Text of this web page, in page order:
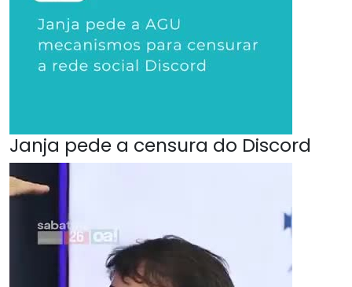
Janja pede a censura do Discord